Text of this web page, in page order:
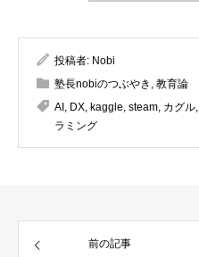
投稿者: Nobi
塾長nobiのつぶやき , 教育論
AI , DX, kaggle, steam, カグル,
ラミング
前の記事